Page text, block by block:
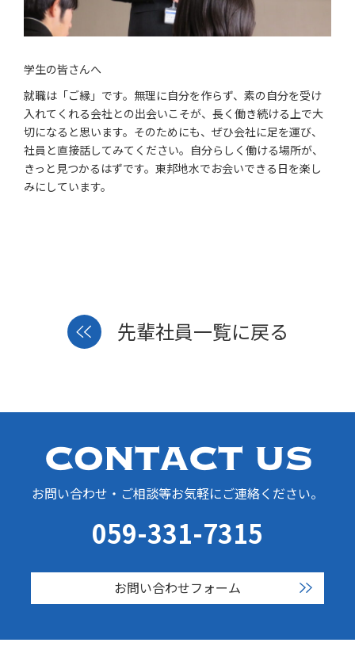
学生の皆さんへ
就職は「ご縁」です。無理に自分を作らず、素の自分を受け
入れてくれる会社との出会いこそが、長く働き続ける上で大
切になると思います。そのためにも、ぜひ会社に足を運び、
社員と直接話してみてください。自分らしく働ける場所が、
きっと見つかるはずです。東邦地水でお会いできる日を楽し
みにしています。
先輩社員一覧に戻る
お問い合わせ・ご相談等お気軽にご連絡ください。
059-331-7315
お問い合わせフォーム